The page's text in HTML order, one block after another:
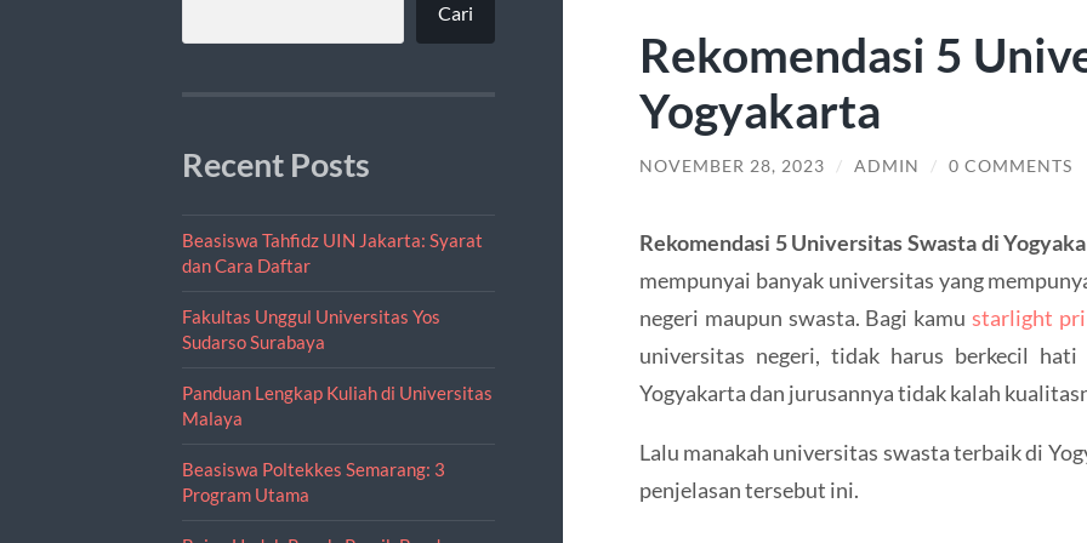
Cari
Recent Posts
Beasiswa Tahfidz UIN Jakarta: Syarat
dan Cara Daftar
Fakultas Unggul Universitas Yos
Sudarso Surabaya
Panduan Lengkap Kuliah di Universitas
Malaya
Beasiswa Poltekkes Semarang: 3
Program Utama
Rekomendasi 5
Yogyakarta
NOVEMBER 28, 2023 / ADMIN / 0 COMMENTS
Rekomendasi 5 Universitas Swasta di
mempunyai banyak universitas yang
negeri maupun swasta. Bagi kamustarlight
universitas negeri, tidak harus berkecil
Yogyakarta dan jurusannya tidak kalah
Lalu manakah universitas swasta terbaik di
penjelasan tersebut ini.